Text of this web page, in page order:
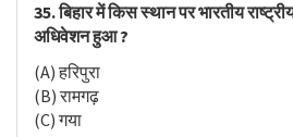
35. बिहार में किस स्थान पर भारतीय
अधिवेशन हुआ ?
(A) हरिपुरा
(B) रामगढ़
(C) गया